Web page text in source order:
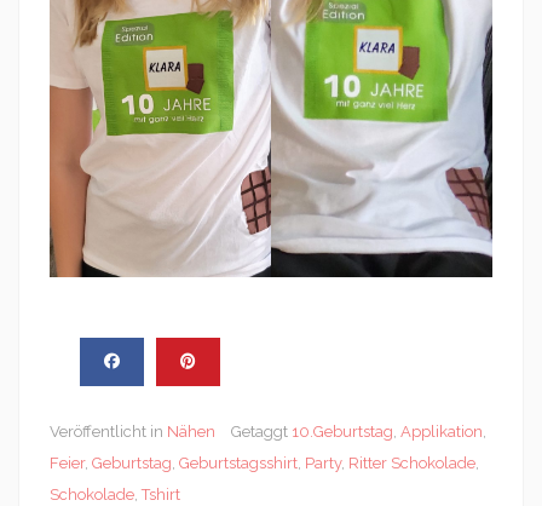
Veröffentlicht in Nähen Getaggt 10.Geburtstag Applikation
Feier, Geburtstag Geburtstagsshirt Party, Ritter Schokolade
Schokolade ,Tshirt